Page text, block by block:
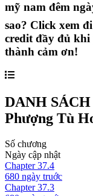
mỹ nam đêm
sao? Click xem
credit đầy đủ khi
thành cảm ơn!
DANH
Phượng Tù
Số chương
Ngày cập nhật
Chapter37.4
680 ngày truớc
Chapter37.3